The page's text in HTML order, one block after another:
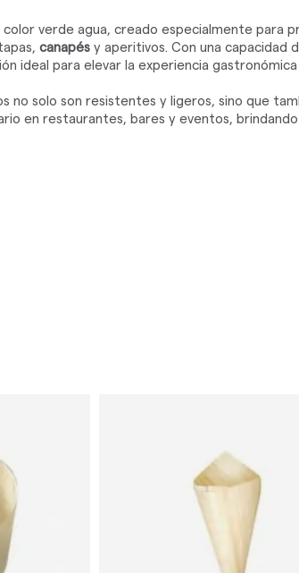
verde agua, creado especialmente para
canapésy aperitivos. Con una capacidad
ideal para elevar la experiencia gastronómica
no solo son resistentes y ligeros, sino que
en restaurantes, bares y eventos, brindando